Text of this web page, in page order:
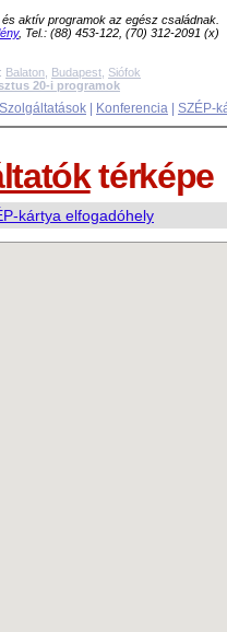
aktív programok az egész családnak.
, Tel.: (88) 453-122, (70) 312-2091 (x)
: Balaton Budapest Siófok
20-i programok
Szolgáltatások Konferencia SZÉP-
térképe
kártya elfogadóhely